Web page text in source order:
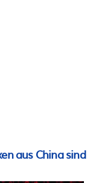
aus China sind